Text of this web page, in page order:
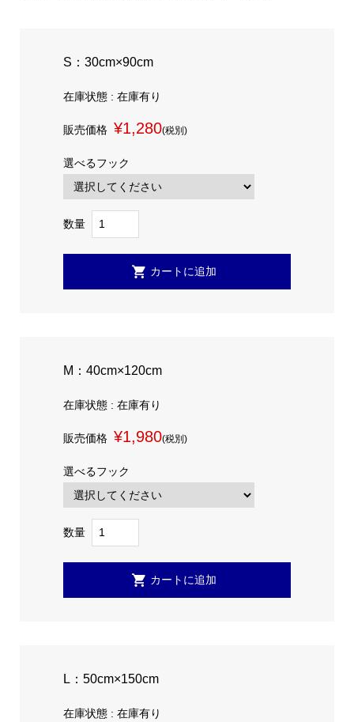
S：30cm×90cm
在庫状態 : 在庫有り
販売価格 ¥1,280(税別)
選べるフック
数量
M：40cm×120cm
在庫状態 : 在庫有り
販売価格 ¥1,980(税別)
選べるフック
数量
L：50cm×150cm
在庫状態 : 在庫有り